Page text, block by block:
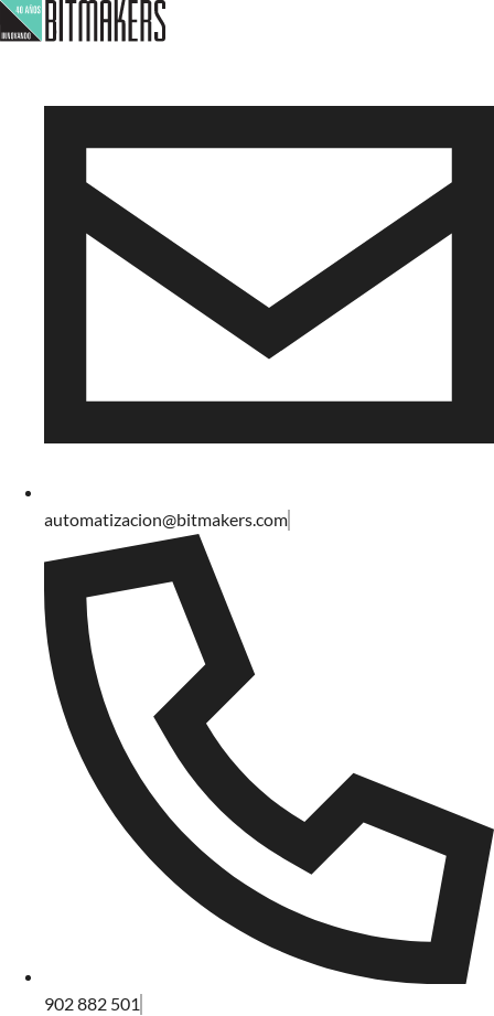
automatizacion@bitmakers.com
902 882 501